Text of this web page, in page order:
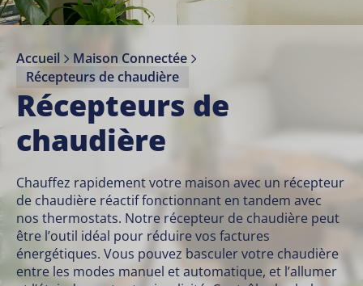
Accueil
Maison Connectée
Récepteurs de chaudière
Récepteurs de
chaudière
Chauffez rapidement votre maison avec un récepteur
de chaudière réactif fonctionnant en tandem avec
nos thermostats. Notre récepteur de chaudière peut
être l’outil idéal pour réduire vos factures
énergétiques. Vous pouvez basculer votre chaudière
entre les modes manuel et automatique, et l’allumer